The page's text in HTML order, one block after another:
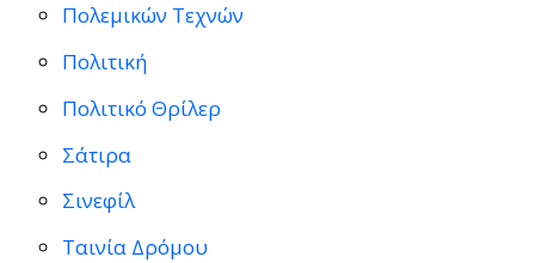
Πολεμικών Τεχνών
Πολιτική
Πολιτικό Θρίλερ
Σάτιρα
Σινεφίλ
Ταινία Δρόμου